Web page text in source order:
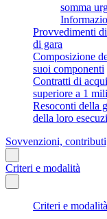
somma
Provvedimenti
di gara
Composizione
suoi componenti
Contratti di
superiore a 1
Resoconti della
della loro
Sovvenzioni,
Criteri e modalità
Criteri e modalità